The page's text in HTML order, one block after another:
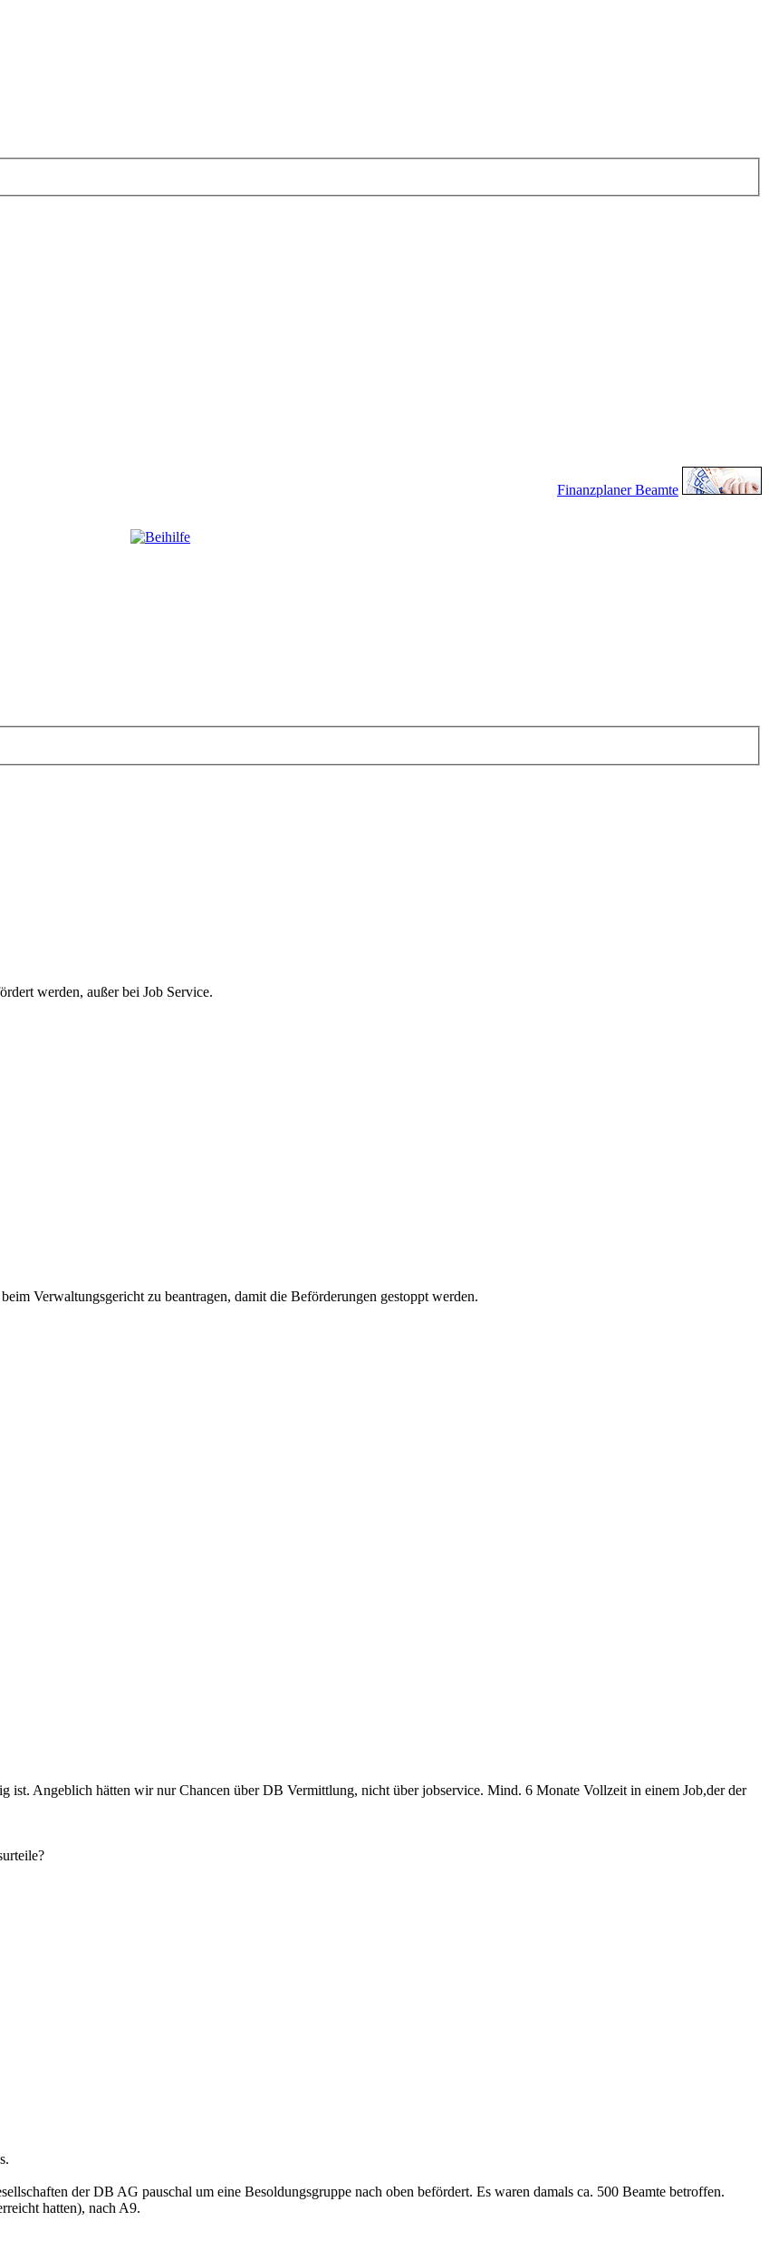
Finanzplaner Beamte
werden, außer bei Job Service.
Verwaltungsgericht zu beantragen, damit die Beförderungen gestoppt werden.
ist. Angeblich hätten wir nur Chancen über DB Vermittlung, nicht über jobservice. Mind. 6 Monate Vollzeit in einem Job,der der
der DB AG pauschal um eine Besoldungsgruppe nach oben befördert. Es waren damals ca. 500 Beamte betroffen.
hatten), nach A9.